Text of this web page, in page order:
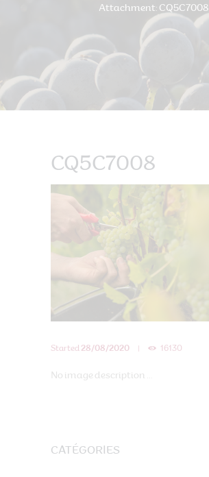
Attachment: CQ5C7008
CQ5C7008
Started 28/08/2020 16130
No image description ...
CATÉGORIES